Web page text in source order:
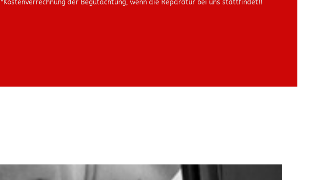
*Kostenverrechnung der Begutachtung, wenn die Reparatur bei uns stattfindet!!